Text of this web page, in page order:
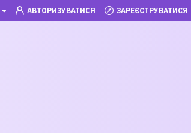
АВТОРИЗУВАТИСЯ ЗАРЕЄСТРУВАТИСЯ